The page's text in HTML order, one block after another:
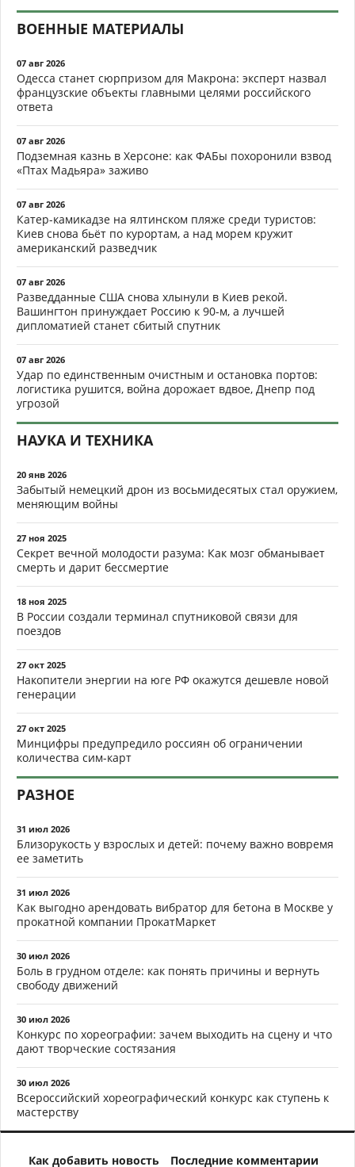
ВОЕННЫЕ МАТЕРИАЛЫ
07 авг 2026
Одесса станет сюрпризом для Макрона: эксперт назвал
французские объекты главными целями российского
ответа
07 авг 2026
Подземная казнь в Херсоне: как ФАБы похоронили взвод
«Птах Мадьяра» заживо
07 авг 2026
Катер-камикадзе на ялтинском пляже среди туристов:
Киев снова бьёт по курортам, а над морем кружит
американский разведчик
07 авг 2026
Разведданные США снова хлынули в Киев рекой.
Вашингтон принуждает Россию к 90-м, а лучшей
дипломатией станет сбитый спутник
07 авг 2026
Удар по единственным очистным и остановка портов:
логистика рушится, война дорожает вдвое, Днепр под
угрозой
НАУКА И ТЕХНИКА
20 янв 2026
Забытый немецкий дрон из восьмидесятых стал оружием,
меняющим войны
27 ноя 2025
Секрет вечной молодости разума: Как мозг обманывает
смерть и дарит бессмертие
18 ноя 2025
В России создали терминал спутниковой связи для
поездов
27 окт 2025
Накопители энергии на юге РФ окажутся дешевле новой
генерации
27 окт 2025
Минцифры предупредило россиян об ограничении
количества сим-карт
РАЗНОЕ
31 июл 2026
Близорукость у взрослых и детей: почему важно вовремя
ее заметить
31 июл 2026
Как выгодно арендовать вибратор для бетона в Москве у
прокатной компании ПрокатМаркет
30 июл 2026
Боль в грудном отделе: как понять причины и вернуть
свободу движений
30 июл 2026
Конкурс по хореографии: зачем выходить на сцену и что
дают творческие состязания
30 июл 2026
Всероссийский хореографический конкурс как ступень к
мастерству
Как добавить новость Последние комментарии